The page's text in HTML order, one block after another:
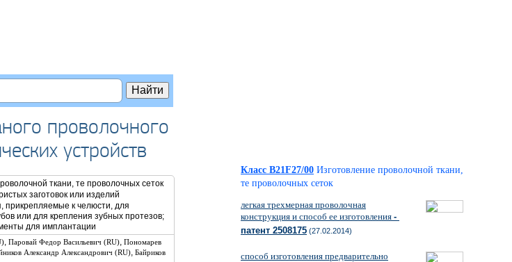
проволочного
устройств
ткани, те проволочных сеток
заготовок или изделий
к челюсти, для
или для крепления зубных протезов;
для имплантации
, Паровай Федор Васильевич (RU), Пономарев
Александр Александрович (RU), Байриков
Класс B21F27/00 Изготовление проволочной ткани,
те проволочных сеток
легкая трехмерная проволочная
конструкция и способ ее изготовления -
патент 2508175 (27.02.2014)
способ изготовления предварительно